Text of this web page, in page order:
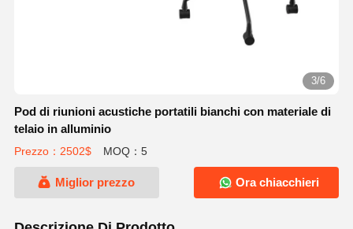
3/6
Pod di riunioni acustiche portatili bianchi con materiale di
telaio in alluminio
Prezzo：2502$ MOQ：5
Miglior prezzo Ora chiacchieri